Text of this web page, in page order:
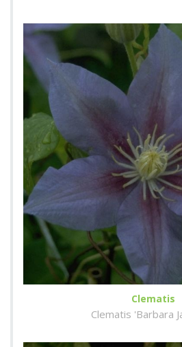
Clematis
Clematis 'Barbara